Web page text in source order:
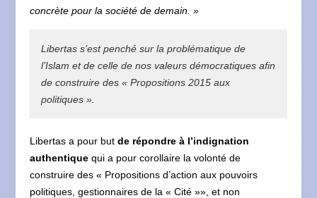
concrète pour la société de demain. »
Libertas s’est penché sur la problématique de
l’Islam et de celle de nos valeurs démocratiques afin
de construire des « Propositions 2015 aux
politiques ».
Libertas a pour butde répondre à l’indignation
authentique qui a pour corollaire la volonté de
construire des « Propositions d’action aux pouvoirs
politiques, gestionnaires de la « Cité »», et non